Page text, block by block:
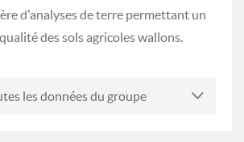
d'analyses de terre permettant un
des sols agricoles wallons.
les données du groupe